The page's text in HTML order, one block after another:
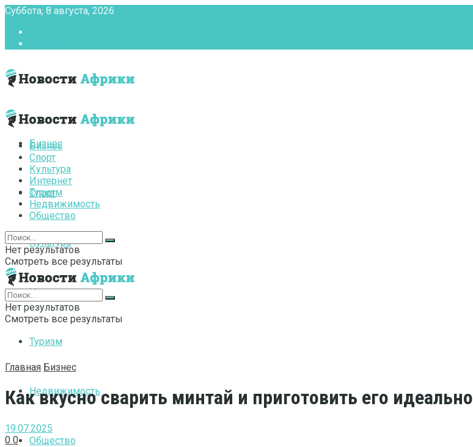
Суббота, 8 августа, 2026
Бизнес
Спорт
Культура
Интернет
Туризм
Недвижимость
Общество
Бизнес
Спорт
Культура
Интернет
Туризм
Недвижимость
Общество
Нет результатов
Смотреть все результаты
Нет результатов
Смотреть все результаты
Главная Бизнес
Как вкусно сварить минтай и приготовить его идеально
19.07.2025
0 0